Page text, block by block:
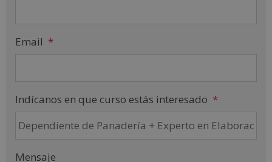
Email *
Indícanos en que curso estás interesado *
Mensaje